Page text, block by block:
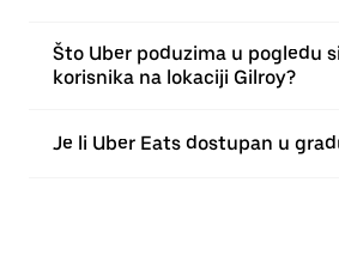
Što Uber poduzima u pogledu
korisnika na lokaciji Gilroy?
Je li Uber Eats dostupan u